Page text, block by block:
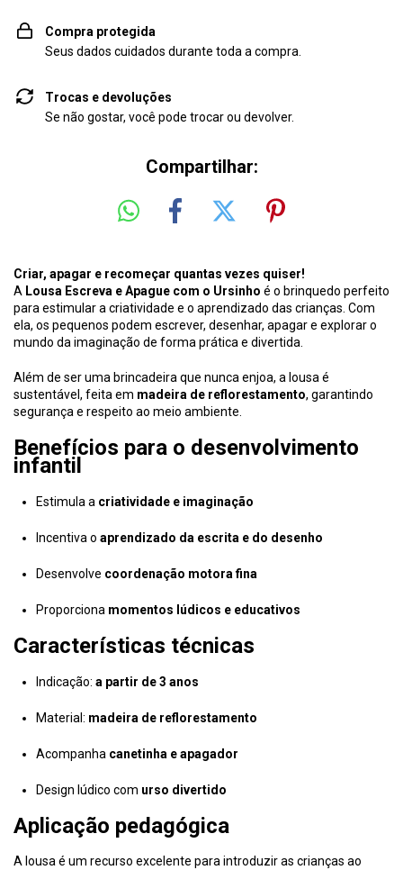
Compra protegida
Seus dados cuidados durante toda a compra.
Trocas e devoluções
Se não gostar, você pode trocar ou devolver.
Compartilhar:
Criar, apagar e recomeçar quantas vezes quiser!
A Lousa Escreva e Apague com o Ursinho é o brinquedo perfeito
para estimular a criatividade e o aprendizado das crianças. Com
ela, os pequenos podem escrever, desenhar, apagar e explorar o
mundo da imaginação de forma prática e divertida.
Além de ser uma brincadeira que nunca enjoa, a lousa é
sustentável, feita em madeira de reflorestamento, garantindo
segurança e respeito ao meio ambiente.
Benefícios para o desenvolvimento
infantil
Estimula a criatividade e imaginação
Incentiva o aprendizado da escrita e do desenho
Desenvolve coordenação motora fina
Proporciona momentos lúdicos e educativos
Características técnicas
Indicação: a partir de 3 anos
Material: madeira de reflorestamento
Acompanha canetinha e apagador
Design lúdico com urso divertido
Aplicação pedagógica
A lousa é um recurso excelente para introduzir as crianças ao